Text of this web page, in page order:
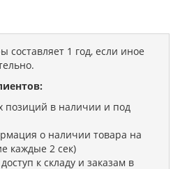
составляет 1 год, если иное
позиций в наличии и под
о наличии товара на
каждые 2 сек)
к складу и заказам в